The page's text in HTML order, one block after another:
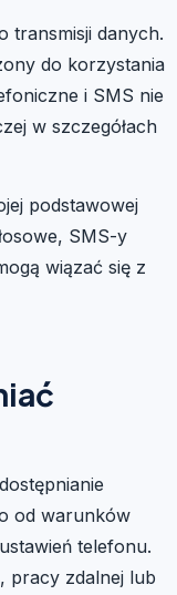
transmisji danych.
do korzystania
i SMS nie
w szczegółach
podstawowej
SMS-y
wiązać się z
od warunków
telefonu.
pracy zdalnej lub